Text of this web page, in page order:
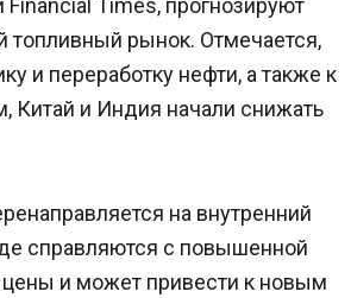
Times, прогнозируют
топливный рынок. Отмечается,
и переработку нефти, а также к
Китай и Индия начали снижать
на внутренний
справляются с повышенной
цены и может привести к новым